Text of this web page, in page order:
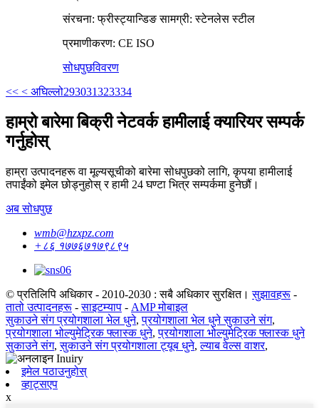
संरचना: फ्रीस्ट्यान्डिङ सामग्री: स्टेनलेस स्टील
प्रमाणीकरण: CE ISO
सोधपुछविवरण
<< < अघिल्लो293031323334
हाम्रो बारेमा बिक्री नेटवर्क हामीलाई क्यारियर सम्पर्क
गर्नुहोस्
हाम्रा उत्पादनहरू वा मूल्यसूचीको बारेमा सोधपुछको लागि, कृपया हामीलाई
तपाईंको इमेल छोड्नुहोस् र हामी 24 घण्टा भित्र सम्पर्कमा हुनेछौं।
अब सोधपुछ
wmb@hzxpz.com
+८६ १७७६७१७९८९५
© प्रतिलिपि अधिकार - 2010-2030 : सबै अधिकार सुरक्षित। सुझावहरू -
तातो उत्पादनहरू -साइटम्याप - AMP मोबाइल
सुकाउने संग प्रयोगशाला भेल धुने,प्रयोगशाला भेल धुने सुकाउने संग,
प्रयोगशाला भोल्युमेट्रिक फ्लास्क धुने,प्रयोगशाला भोल्युमेट्रिक फ्लास्क धुने
सुकाउने संग,सुकाउने संग प्रयोगशाला ट्यूब धुने,ल्याब वेल्स वाशर,
इमेल पठाउनुहोस्
व्हाट्सएप
x